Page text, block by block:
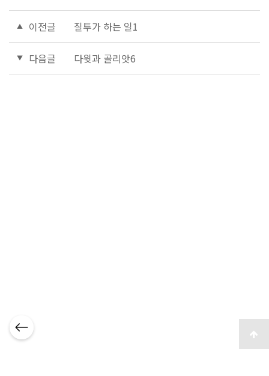
이전글 질투가 하는 일1
다음글 다윗과 골리앗6